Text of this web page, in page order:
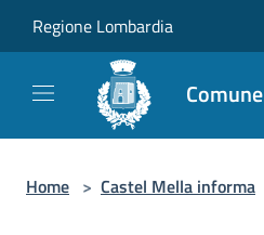
Regione Lombardia
Home > Castel Mella informa